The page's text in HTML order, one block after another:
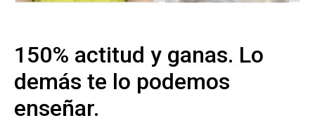
150% actitud y ganas. Lo
demás te lo podemos
enseñar.